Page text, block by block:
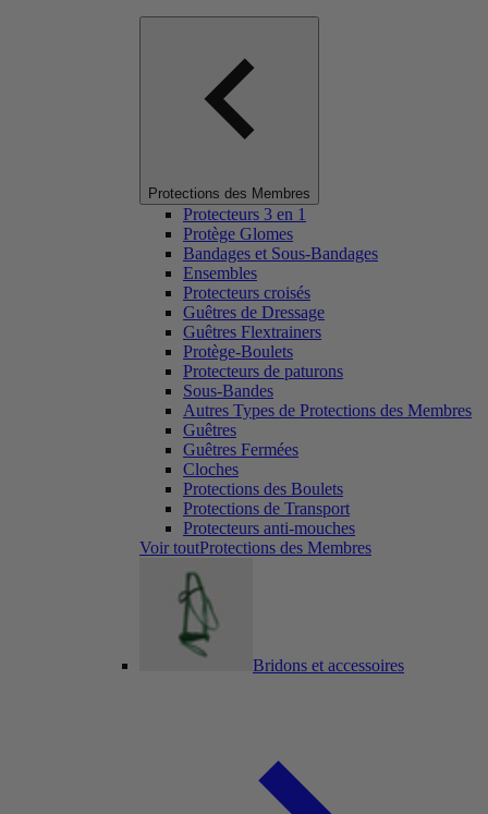
Protections des Membres
Protecteurs 3 en 1
Protège Glomes
Bandages et Sous-Bandages
Ensembles
Protecteurs croisés
Guêtres de Dressage
Guêtres Flextrainers
Protège-Boulets
Protecteurs de paturons
Sous-Bandes
Autres Types de Protections des Membres
Guêtres
Guêtres Fermées
Cloches
Protections des Boulets
Protections de Transport
Protecteurs anti-mouches
Voir toutProtections des Membres
Bridons et accessoires